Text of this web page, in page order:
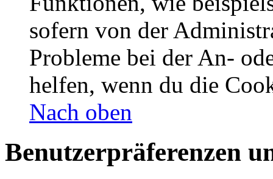
sofern von der
Probleme bei der An-
helfen, wenn du die
Nach oben
Benutzerpräferenzen